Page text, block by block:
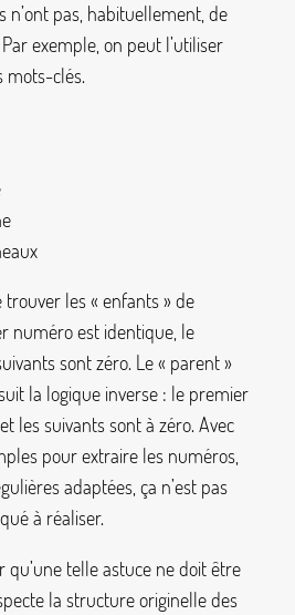
n’ont pas, habituellement, de
exemple, on peut l’utiliser
mots-clés.
trouver les « enfants» de
numéro est identique, le
sont zéro. Le « parent»
la logique inverse : le premier
les suivants sont à zéro. Avec
pour extraire les numéros,
adaptées, ça n’est pas
à réaliser.
telle astuce ne doit être
la structure originelle des